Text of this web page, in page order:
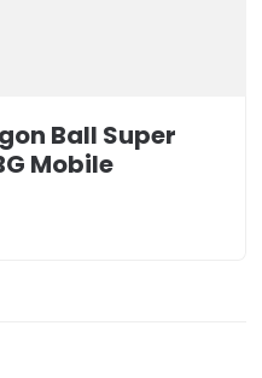
Ball Super
Mobile